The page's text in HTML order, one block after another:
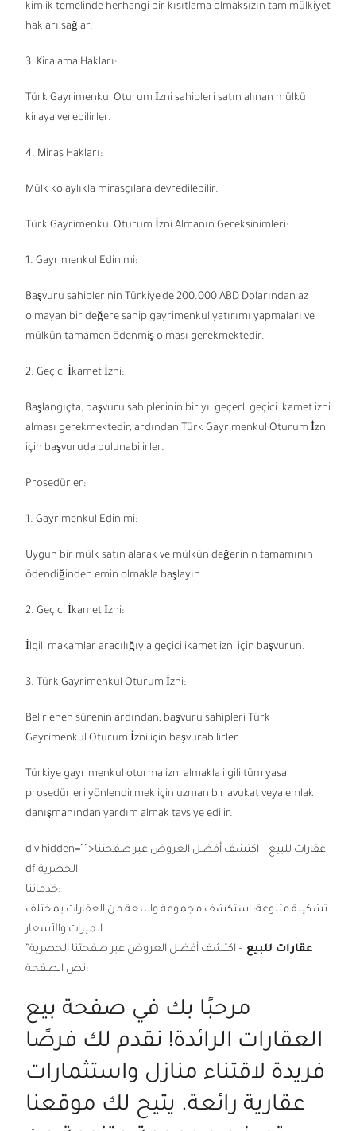
kimlik temelinde herhangi bir kısıtlama olmaksızın tam mülkiyet
hakları sağlar.
3. Kiralama Hakları:
Türk Gayrimenkul Oturum İzni sahipleri satın alınan mülkü
kiraya verebilirler.
4. Miras Hakları:
Mülk kolaylıkla mirasçılara devredilebilir.
Türk Gayrimenkul Oturum İzni Almanın Gereksinimleri:
1. Gayrimenkul Edinimi:
Başvuru sahiplerinin Türkiye’de 200.000 ABD Dolarından az
olmayan bir değere sahip gayrimenkul yatırımı yapmaları ve
mülkün tamamen ödenmiş olması gerekmektedir.
2. Geçici İkamet İzni:
Başlangıçta, başvuru sahiplerinin bir yıl geçerli geçici ikamet izni
alması gerekmektedir, ardından Türk Gayrimenkul Oturum İzni
için başvuruda bulunabilirler.
Prosedürler:
1. Gayrimenkul Edinimi:
Uygun bir mülk satın alarak ve mülkün değerinin tamamının
ödendiğinden emin olmakla başlayın.
2. Geçici İkamet İzni:
İlgili makamlar aracılığıyla geçici ikamet izni için başvurun.
3. Türk Gayrimenkul Oturum İzni:
Belirlenen sürenin ardından, başvuru sahipleri Türk
Gayrimenkul Oturum İzni için başvurabilirler.
Türkiye gayrimenkul oturma izni almakla ilgili tüm yasal
prosedürleri yönlendirmek için uzman bir avukat veya emlak
danışmanından yardım almak tavsiye edilir.
div hidden=””>عقارات للبيع – اكتشف أفضل العروض عبر صفحتنا
df الحصرية
خدماتنا:
تشكيلة متنوعة: استكشف مجموعة واسعة من العقارات بمختلف
الميزات والأسعار.
“
عقارات للبيع – اكتشف أفضل العروض عبر صفحتنا الحصرية
نص الصفحة:
مرحبًا بك في صفحة بيع
العقارات الرائدة! نقدم لك فرصًا
فريدة لاقتناء منازل واستثمارات
عقارية رائعة. يتيح لك موقعنا